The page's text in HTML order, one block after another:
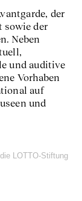
der
sowie der
Neben
und auditive
Vorhaben
auf
und
LOTTO-Stiftung